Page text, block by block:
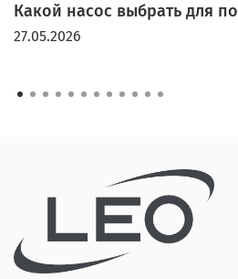
Какой насос выбрать для
27.05.2026